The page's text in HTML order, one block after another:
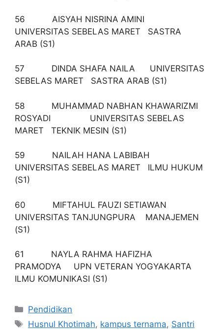
56 AISYAH NISRINA AMINI
UNIVERSITAS SEBELAS MARET SASTRA
ARAB (S1)
57 DINDA SHAFA NAILA UNIVERSITAS
SEBELAS MARET SASTRA ARAB (S1)
58 MUHAMMAD NABHAN KHAWARIZMI
ROSYADI UNIVERSITAS SEBELAS
MARET TEKNIK MESIN (S1)
59 NAILAH HANA LABIBAH
UNIVERSITAS SEBELAS MARET ILMU HUKUM
(S1)
60 MIFTAHUL FAUZI SETIAWAN
UNIVERSITAS TANJUNGPURA MANAJEMEN
(S1)
61 NAYLA RAHMA HAFIZHA
PRAMODYA UPN VETERAN YOGYAKARTA
ILMU KOMUNIKASI (S1)
Kategori
Pendidikan
Tag
Husnul Khotimah, kampus ternama, Santri